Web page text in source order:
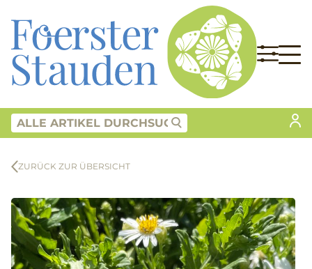
ZURÜCK ZUR ÜBERSICHT